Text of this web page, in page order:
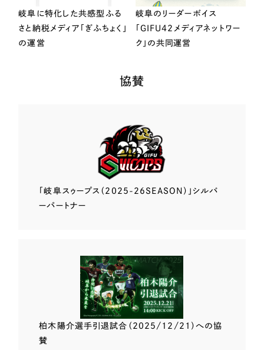
岐阜に特化した共感型ふる
さと納税メディア「ぎふちょく」
の運営
岐阜のリーダーボイス
「GIFU42メディアネットワー
ク」の共同運営
協賛
「岐阜スゥープス （2025-26SEASON）」 シルバ
ーパートナー
柏木陽介選手引退試合（2025/12/21）への協
賛